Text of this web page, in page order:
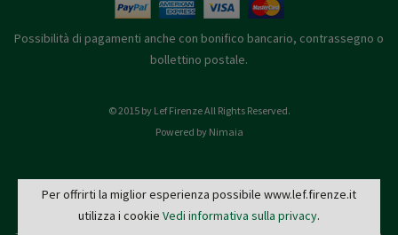
Possibilità di pagamenti anche con bonifico bancario, contrassegno o
bollettino postale.
© 2015 by Lef Firenze All Rights Reserved.
Powered by Nimaia
L.E.F. - Via de' Pucci, 4 - 50122 Firenze
Per offrirti la miglior esperienza possibile www.lef.firenze.it
utilizza i cookie Vedi informativa sulla privacy.